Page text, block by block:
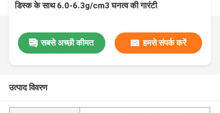
डिस्क के साथ 6.0-6.3g/cm3 घनत्व की गारंटी
सबसे अच्छी कीमत हमसे संपर्क करें
उत्पाद विवरण